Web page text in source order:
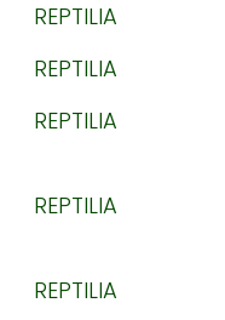
REPTILIA
REPTILIA
REPTILIA
REPTILIA
REPTILIA